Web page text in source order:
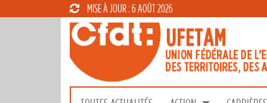
MISE À JOUR : 6 AOÛT 2026